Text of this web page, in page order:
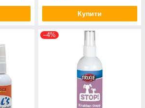
Купити
–4%